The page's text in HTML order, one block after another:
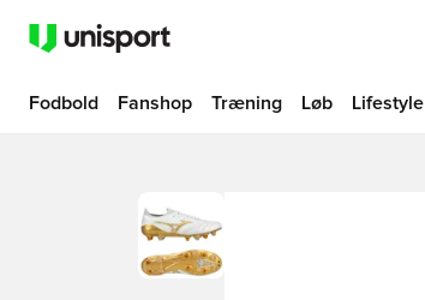
Fodbold Fanshop Træning Løb Lifestyle